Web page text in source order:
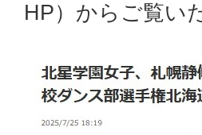
HP）からご覧い